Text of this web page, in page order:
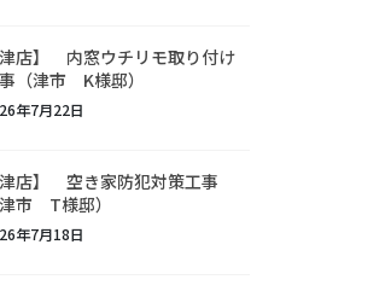
津店】 内窓ウチリモ取り付け
（津市 K様邸）
年7月22日
津店】 空き家防犯対策工事
津市 T様邸）
年7月18日